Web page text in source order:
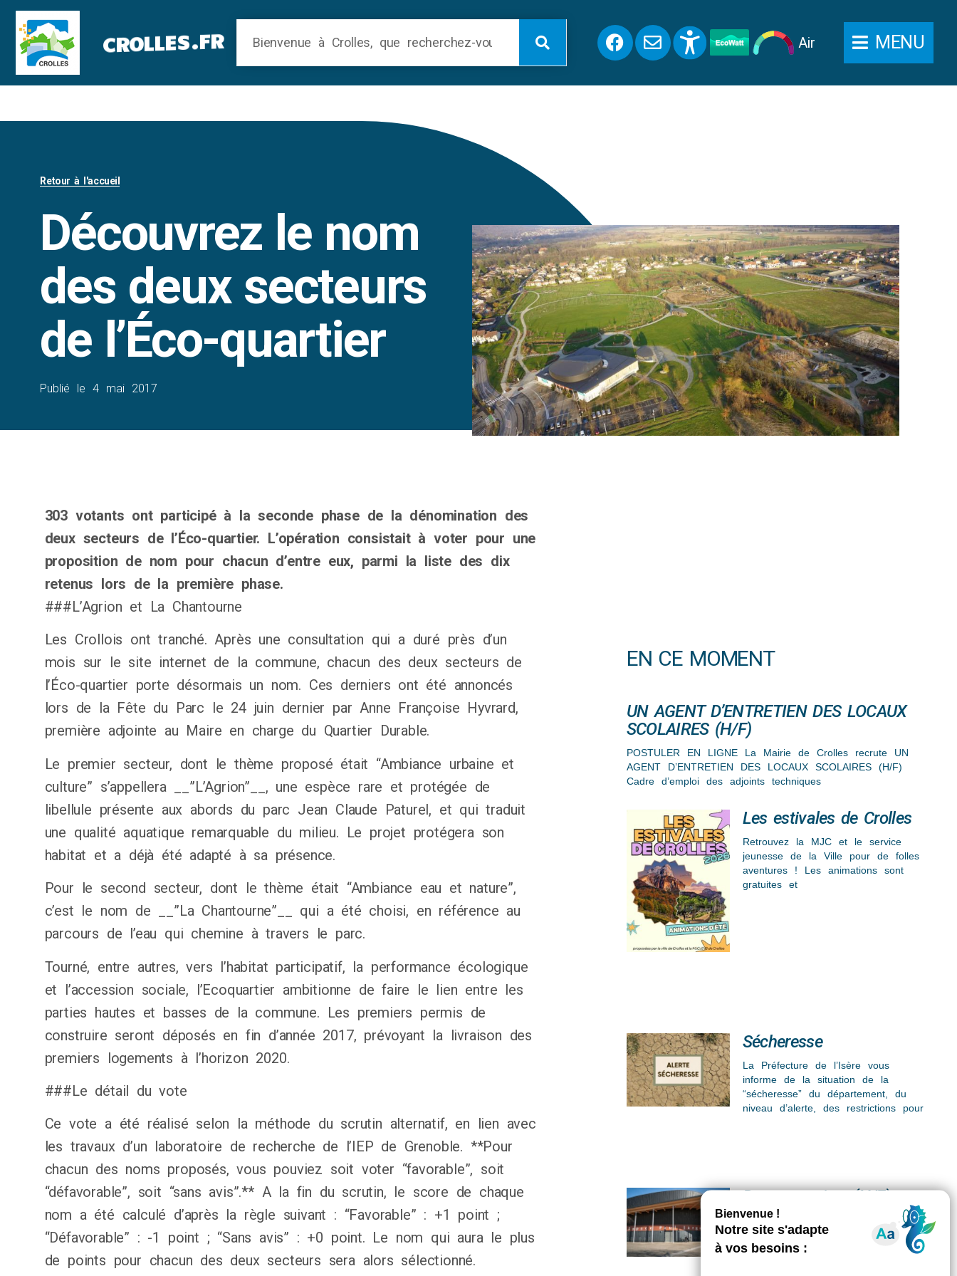
CROLLES.FR Air MENU
Retour à l'accueil
Découvrez le nom
des deux secteurs
de l’Éco-quartier
Publié le4 mai 2017
303 votants ont participé à la seconde phase de la dénomination des
deux secteurs de l’Éco-quartier. L’opération consistait à voter pour une
proposition de nom pour chacun d’entre eux, parmi la liste des dix
retenus lors de la première phase.
###L’Agrion et La Chantourne
Les Crollois ont tranché. Après une consultation qui a duré près d’un
mois sur le site internet de la commune, chacun des deux secteurs de
l’Éco-quartier porte désormais un nom. Ces derniers ont été annoncés
lors de la Fête du Parc le 24 juin dernier par Anne Françoise Hyvrard,
première adjointe au Maire en charge du Quartier Durable.
Le premier secteur, dont le thème proposé était “Ambiance urbaine et
culture” s’appellera __”L’Agrion”__, une espèce rare et protégée de
libellule présente aux abords du parc Jean Claude Paturel, et qui traduit
une qualité aquatique remarquable du milieu. Le projet protégera son
habitat et a déjà été adapté à sa présence.
Pour le second secteur, dont le thème était “Ambiance eau et nature”,
c’est le nom de __”La Chantourne”__ qui a été choisi, en référence au
parcours de l’eau qui chemine à travers le parc.
Tourné, entre autres, vers l’habitat participatif, la performance écologique
et l’accession sociale, l’Ecoquartier ambitionne de faire le lien entre les
parties hautes et basses de la commune. Les premiers permis de
construire seront déposés en fin d’année 2017, prévoyant la livraison des
premiers logements à l’horizon 2020.
###Le détail du vote
Ce vote a été réalisé selon la méthode du scrutin alternatif, en lien avec
les travaux d’un laboratoire de recherche de l’IEP de Grenoble. **Pour
chacun des noms proposés, vous pouviez soit voter “favorable”, soit
“défavorable”, soit “sans avis”.** A la fin du scrutin, le score de chaque
nom a été calculé d’après la règle suivant : “Favorable” : +1 point ;
“Défavorable” : -1 point ; “Sans avis” : +0 point. Le nom qui aura le plus
de points pour chacun des deux secteurs sera alors sélectionné.
EN CE MOMENT
UN AGENT D’ENTRETIEN DES LOCAUX
SCOLAIRES (H/F)
POSTULER EN LIGNE La Mairie de Crolles recrute UN
AGENT D’ENTRETIEN DES LOCAUX SCOLAIRES (H/F)
Cadre d’emploi des adjoints techniques
Les estivales de Crolles
Retrouvez la MJC et le service
jeunesse de la Ville pour de folles
aventures ! Les animations sont
gratuites et
Sécheresse
La Préfecture de l’Isère vous
informe de la situation de la
“sécheresse” du département, du
niveau d’alerte, des restrictions pour
Des vacataires (H/F)
Pour la saison culturelle
2026-2027 de l’Espace
Paul Jargot
Panneau de gestion des cookies